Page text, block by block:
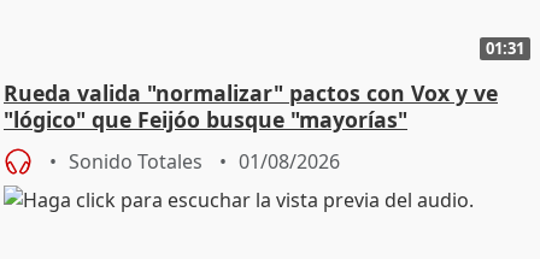
01:31
Rueda valida "normalizar" pactos con Vox y ve
"lógico" que Feijóo busque "mayorías"
Sonido Totales 01/08/2026